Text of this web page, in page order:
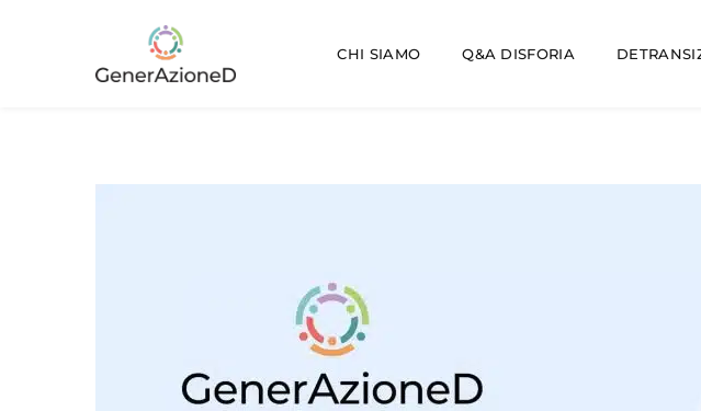
CHI SIAMO Q&A DISFORIA